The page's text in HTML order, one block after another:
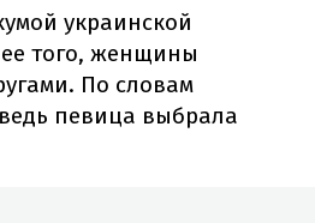
украинской
того, женщины
По словам
певица выбрала